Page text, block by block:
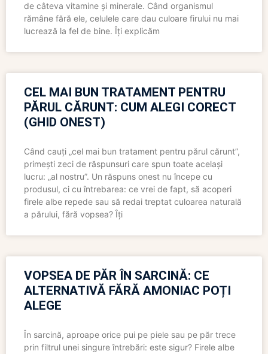
de câteva vitamine și minerale. Când organismul
rămâne fără ele, celulele care dau culoare firului nu mai
lucrează la fel de bine. Îți explicăm
CEL MAI BUN TRATAMENT PENTRU
PĂRUL CĂRUNT: CUM ALEGI CORECT
(GHID ONEST)
Când cauți „cel mai bun tratament pentru părul cărunt”,
primești zeci de răspunsuri care spun toate același
lucru: „al nostru”. Un răspuns onest nu începe cu
produsul, ci cu întrebarea: ce vrei de fapt, să acoperi
firele albe repede sau să redai treptat culoarea naturală
a părului, fără vopsea? Îți
VOPSEA DE PĂR ÎN SARCINĂ: CE
ALTERNATIVĂ FĂRĂ AMONIAC POȚI
ALEGE
În sarcină, aproape orice pui pe piele sau pe păr trece
prin filtrul unei singure întrebări: este sigur? Firele albe